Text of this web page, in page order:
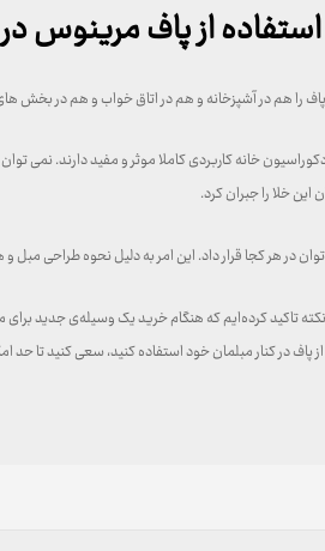
استفاده از پاف مرینوس
را هم در آشپزخانه و هم در اتاق خواب و هم در بخش
خانه کاربردی کاملا موثر و مفید دارند. نمی
خلا را جبران کرد.
در هر کجا قرار داد. این امر به دلیل نحوه طراحی
تاکید کرده‌ایم که هنگام خرید یک وسیله‌ی جدید
پاف در کنار مبلمان خود استفاده کنید، سعی کنید تا